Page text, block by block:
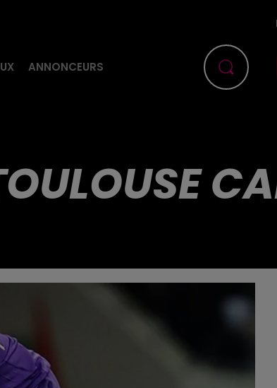
ANNONCEURS